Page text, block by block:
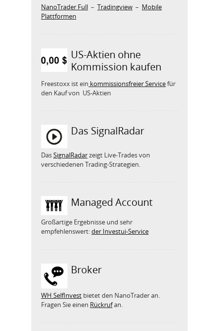
NanoTrader Full – Tradingview – Mobile
Plattformen
US-Aktien ohne
Kommission kaufen
Freestoxx ist ein kommissionsfreier Servicefür
den Kauf von US-Aktien
Das SignalRadar
DasSignalRadarzeigt Live-Trades von
verschiedenen Trading-Strategien.
Managed Account
Großartige Ergebnisse und sehr
empfehlenswert:der Investui-Service
Broker
WH SelfInvest bietet den NanoTrader an.
Fragen Sie einen Rückrufan.